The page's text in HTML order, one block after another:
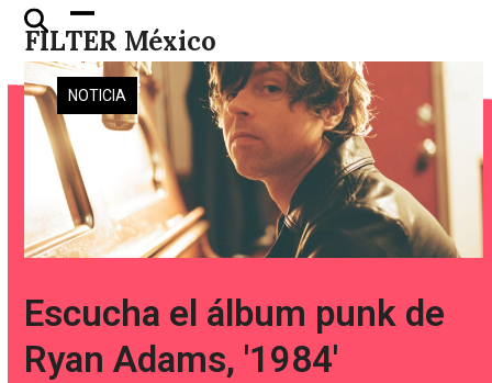
Skip
content
FILTER México
Open
mobile
menu
Close
mobile
menu
NOTICIA
Escucha el álbum punk de
Ryan Adams, '1984'